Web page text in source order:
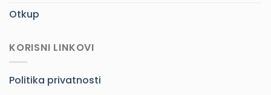
Otkup
KORISNI LINKOVI
Politika privatnosti